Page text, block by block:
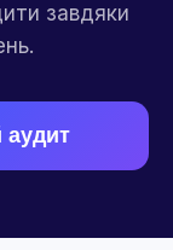
завдяки
аудит